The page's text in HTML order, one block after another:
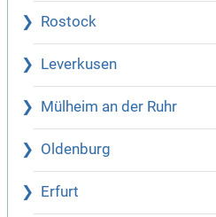
Rostock
Leverkusen
Mülheim an der Ruhr
Oldenburg
Erfurt